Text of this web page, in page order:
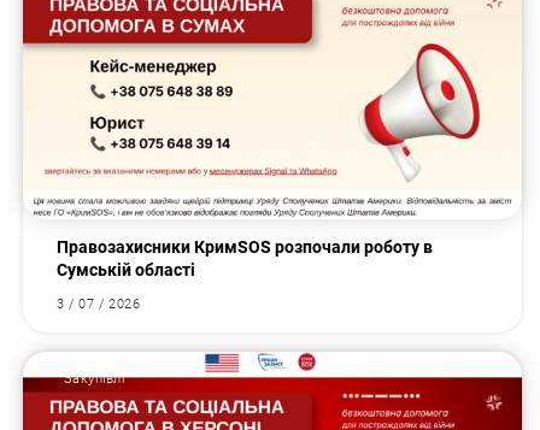
Правозахисники КримSOS розпочали роботу в
Сумській області
3 / 07 / 2026
Закупівлі